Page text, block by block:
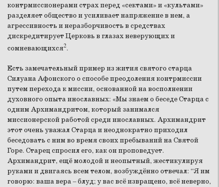
контрмиссионерами страх перед «сектами» и «культами»
разделяет общество и усиливает напряжение в нем, а
агрессивность и неразборчивость в средствах
дискредитирует Церковь в глазах неверующих и
сомневающихся2.
Есть замечательный пример из жития святого старца
Силуана Афонского о способе преодоления контрмиссии
путем перехода к миссии, основанной на восполнении
духовного опыта инославных: «Мы знаем о беседе Старца с
одним Архимандритом, который занимался
миссионерской работой среди инославных. Архимандрит
этот очень уважал Старца и неоднократно приходил
беседовать с ним во время своих пребываний на Святой
Горе. Старец спросил его, как он проповедует.
Архимандрит, ещё молодой и неопытный, жестикулируя
руками и двигаясь всем телом, возбуждённо отвечал: “Я им
говорю: ваша вера – блуд; у вас всё извращено, всё неверно,